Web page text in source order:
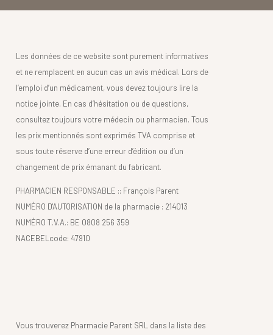
Les données de ce website sont purement informatives
et ne remplacent en aucun cas un avis médical. Lors de
l’emploi d’un médicament, vous devez toujours lire la
notice jointe. En cas d’hésitation ou de questions,
consultez toujours votre médecin ou pharmacien. Tous
les prix mentionnés sont exprimés TVA comprise et
sous toute réserve d’une erreur d’édition ou d’un
changement de prix émanant du fabricant.
PHARMACIEN RESPONSABLE :: François Parent
NUMÉRO D'AUTORISATION de la pharmacie : 214013
NUMÉRO T.V.A.: BE 0808 256 359
NACEBELcode: 47910
Vous trouverez Pharmacie Parent SRL dans la liste des